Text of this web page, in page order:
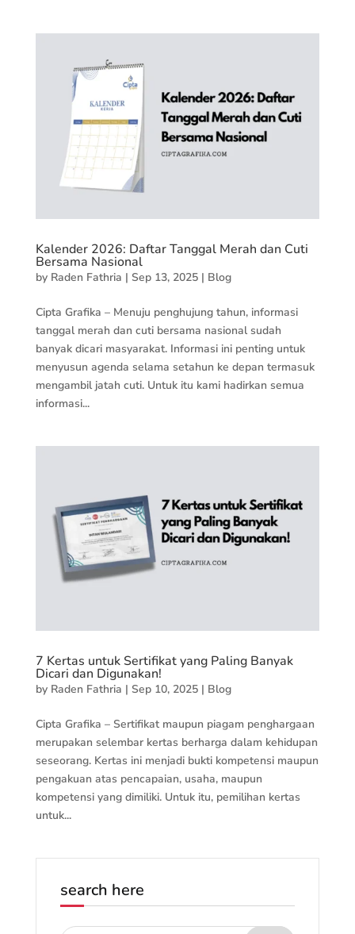
Kalender 2026: Daftar Tanggal Merah dan Cuti
Bersama Nasional
by Raden Fathria | Sep 13, 2025| Blog
Cipta Grafika – Menuju penghujung tahun, informasi
tanggal merah dan cuti bersama nasional sudah
banyak dicari masyarakat. Informasi ini penting untuk
menyusun agenda selama setahun ke depan termasuk
mengambil jatah cuti. Untuk itu kami hadirkan semua
informasi...
7 Kertas untuk Sertifikat yang Paling Banyak
Dicari dan Digunakan!
by Raden Fathria | Sep 10, 2025| Blog
Cipta Grafika – Sertifikat maupun piagam penghargaan
merupakan selembar kertas berharga dalam kehidupan
seseorang. Kertas ini menjadi bukti kompetensi maupun
pengakuan atas pencapaian, usaha, maupun
kompetensi yang dimiliki. Untuk itu, pemilihan kertas
untuk...
search here